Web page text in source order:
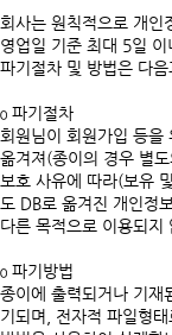
회사는 원칙적으로 개인
영업일 기준 최대 5일
파기절차 및 방법은 다음
ο 파기절차
회원님이 회원가입 등을
옮겨져(종이의 경우 별
보호 사유에 따라(보유
도 DB로 옮겨진 개인정
다른 목적으로 이용되지
ο 파기방법
종이에 출력되거나 기재
기되며, 전자적 파일형